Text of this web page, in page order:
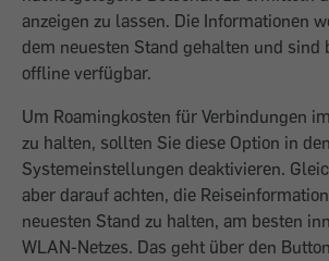
anzeigen zu lassen. Die Informationen
dem neuesten Stand gehalten und
offline verfügbar.
Um Roamingkosten für Verbindungen
zu halten, sollten Sie diese Option in den
Systemeinstellungen deaktivieren.
aber darauf achten, die
neuesten Stand zu halten, am bes­ten
WLAN-Netzes. Das geht über den